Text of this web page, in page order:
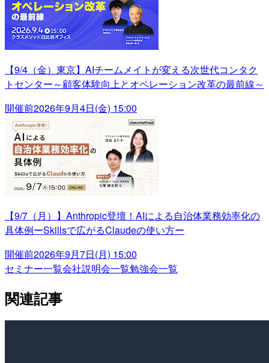
【9/4（金）東京】AIチームメイトが変える次世代コンタク
トセンター～顧客体験向上とオペレーション改革の最前線～
開催前2026年9月4日(金) 15:00
【9/7（月）】Anthropic登壇！AIによる自治体業務効率化の
具体例ーSkillsで広がるClaudeの使い方ー
開催前2026年9月7日(月) 15:00
セミナー一覧会社説明会一覧勉強会一覧
関連記事